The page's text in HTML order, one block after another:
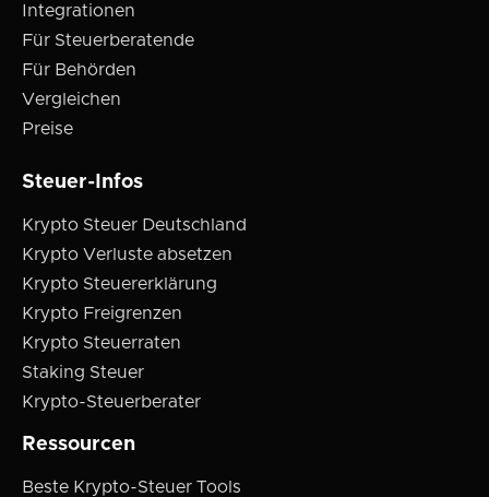
Integrationen
Für Steuerberatende
Für Behörden
Vergleichen
Preise
Steuer-Infos
Krypto Steuer Deutschland
Krypto Verluste absetzen
Krypto Steuererklärung
Krypto Freigrenzen
Krypto Steuerraten
Staking Steuer
Krypto-Steuerberater
Ressourcen
Beste Krypto-Steuer Tools